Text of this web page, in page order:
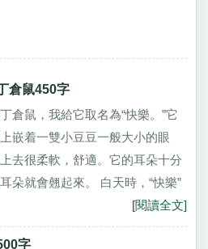
倉鼠450字
倉鼠，我給它取名為“快樂。”它
嵌着一雙小豆豆一般大小的眼
去很柔軟，舒適。它的耳朵十分
朵就會翹起來。 白天時，“快樂”
[閱讀全文]
字